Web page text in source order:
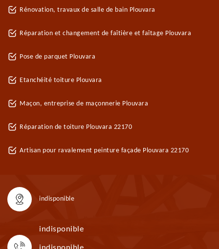
Rénovation, travaux de salle de bain Plouvara
Réparation et changement de faîtière et faîtage Plouvara
Pose de parquet Plouvara
Etanchéité toiture Plouvara
Maçon, entreprise de maçonnerie Plouvara
Réparation de toiture Plouvara 22170
Artisan pour ravalement peinture façade Plouvara 22170
indisponible
indisponible